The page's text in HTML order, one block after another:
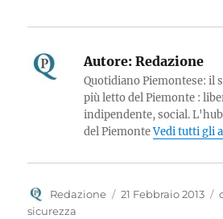
Autore: Redazione
Quotidiano Piemontese: il
più letto del Piemonte :
indipendente, social.
del PiemonteVedi tutti gli
Autore
Redazione
Pubblicato
21 Febbraio 2013
sicurezza